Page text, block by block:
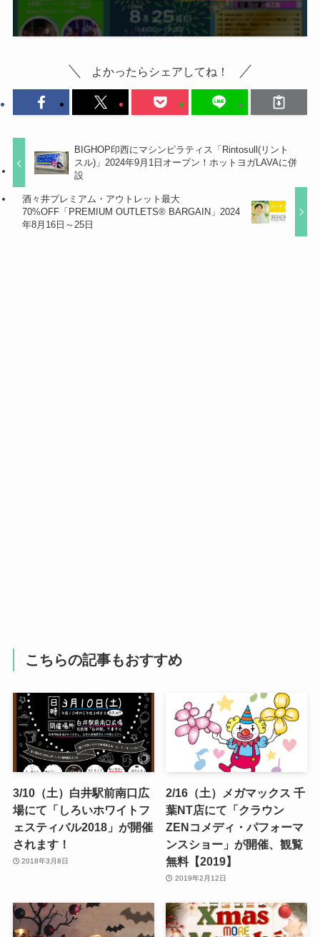
よかったらシェアしてね！
BIGHOP印西にマシンピラティス「Rintosull(リント
スル)」2024年9月1日オープン！ホットヨガLAVAに併
設
酒々井プレミアム・アウトレット最大
70%OFF「PREMIUM OUTLETS® BARGAIN」2024
年8月16日～25日
こちらの記事もおすすめ
3/10（土）白井駅前南口広
場にて「しろいホワイトフ
ェスティバル2018」が開催
されます！
2018年3月8日
2/16（土）メガマックス 千
葉NT店にて「クラウン
ZENコメディ・パフォーマ
ンスショー」が開催、観覧
無料【2019】
2019年2月12日